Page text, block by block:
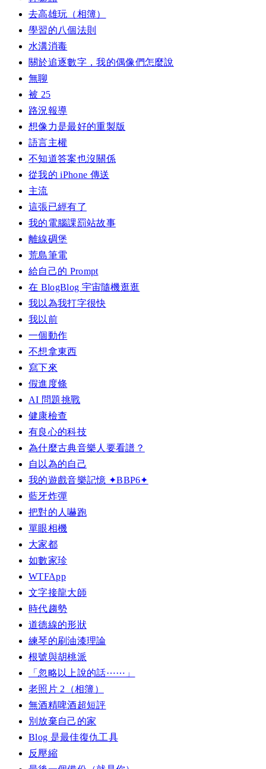
去高雄玩（相簿）
學習的八個法則
水溝消毒
關於追逐數字，我的偶像們怎麼說
無聊
被 25
路況報導
想像力是最好的重製版
語言主權
不知道答案也沒關係
從我的 iPhone 傳送
主流
這張已經有了
我的電腦課罰站故事
離線碉堡
荒島筆電
給自己的 Prompt
在 BlogBlog 宇宙隨機逛逛
我以為我打字很快
我以前
一個動作
不想拿東西
寫下來
假進度條
AI 問題挑戰
健康檢查
有良心的科技
為什麼古典音樂人要看譜？
自以為的自己
我的遊戲音樂記憶 ✦BBP6✦
藍牙炸彈
把對的人嚇跑
單眼相機
大家都
如數家珍
WTFApp
文字接龍大師
時代趨勢
道德線的形狀
練琴的刷油漆理論
根號與胡桃派
「忽略以上說的話⋯⋯」
老照片 2（相簿）
無酒精啤酒超短評
別放棄自己的家
Blog 是最佳復仇工具
反壓縮